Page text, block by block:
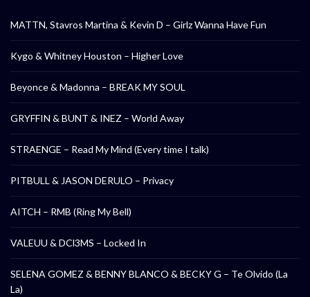
MATTN, Stavros Martina & Kevin D – Girlz Wanna Have Fun
Kygo & Whitney Houston – Higher Love
Beyonce & Madonna – BREAK MY SOUL
GRYFFIN & BUNT & INEZ – World Away
STRAENGE – Read My Mind (Every time I talk)
PITBULL & JASON DERULO – Privacy
AITCH – RMB (Ring My Bell)
VALEUU & DCl3MS – Locked In
SELENA GOMEZ & BENNY BLANCO & BECKY G – Te Olvido (La
La)